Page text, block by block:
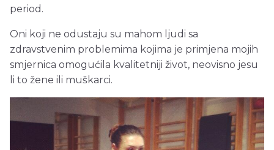
period.
Oni koji ne odustaju su mahom ljudi sa
zdravstvenim problemima kojima je primjena mojih
smjernica omogućila kvalitetniji život, neovisno jesu
li to žene ili muškarci.